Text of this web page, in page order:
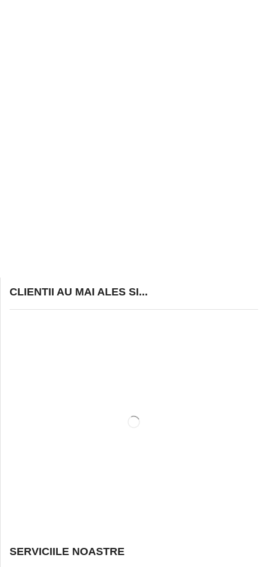
CLIENTII AU MAI ALES SI...
SERVICIILE NOASTRE